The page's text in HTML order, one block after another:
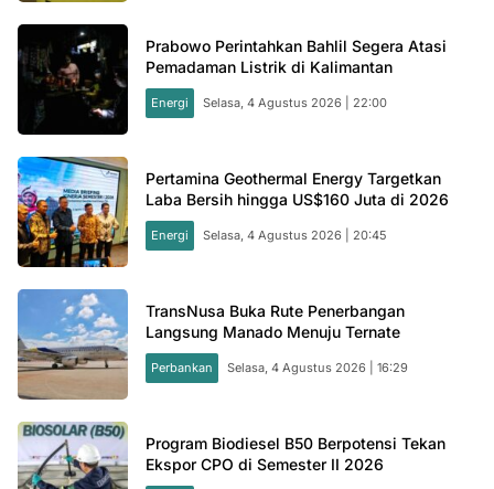
Prabowo Perintahkan Bahlil Segera Atasi
Pemadaman Listrik di Kalimantan
Energi Selasa, 4 Agustus 2026 | 22:00
Pertamina Geothermal Energy Targetkan
Laba Bersih hingga US$160 Juta di 2026
Energi Selasa, 4 Agustus 2026 | 20:45
TransNusa Buka Rute Penerbangan
Langsung Manado Menuju Ternate
Perbankan Selasa, 4 Agustus 2026 | 16:29
Program Biodiesel B50 Berpotensi Tekan
Ekspor CPO di Semester II 2026